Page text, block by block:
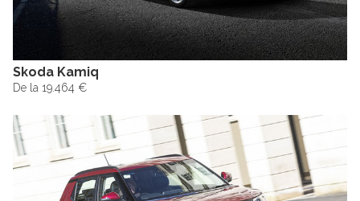
Skoda Kamiq
De la 19.464 €